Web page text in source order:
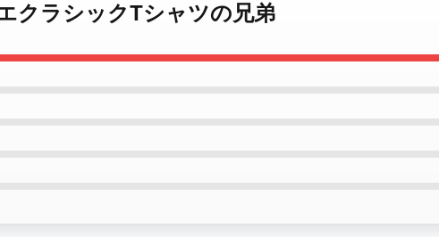
クラシックTシャツの兄弟